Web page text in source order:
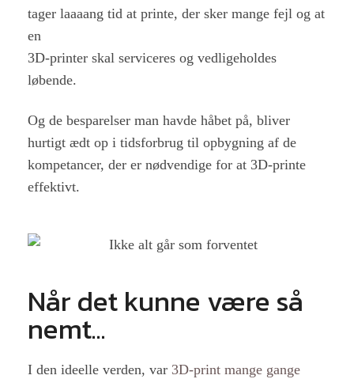
tager laaaang tid at printe, der sker mange fejl og at
en
3D-printer skal serviceres og vedligeholdes
løbende.
Og de besparelser man havde håbet på, bliver
hurtigt ædt op i tidsforbrug til opbygning af de
kompetancer, der er nødvendige for at 3D-printe
effektivt.
Når det kunne være så
nemt...
I den ideelle verden, var 3D-print mange gange